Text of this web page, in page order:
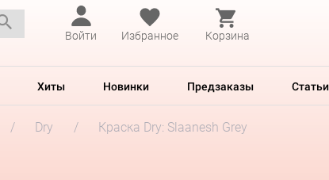
Войти
Избранное Корзина
Хиты Новинки Предзаказы Статьи
Dry Краска Dry: Slaanesh Grey